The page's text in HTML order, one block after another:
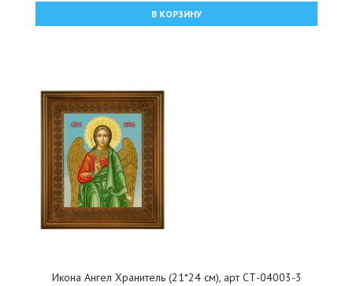
В КОРЗИНУ
Икона Ангел Хранитель (21*24 см), арт СТ-04003-3